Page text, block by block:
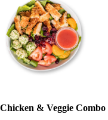
Chicken & Veggie Combo